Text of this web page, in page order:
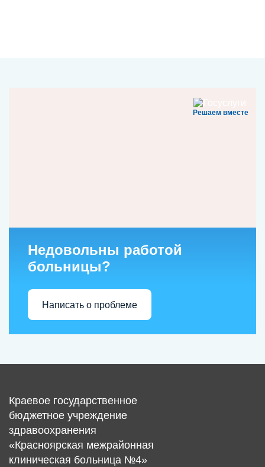
Решаем вместе
Недовольны работой
больницы?
Написать о проблеме
Краевое государственное
бюджетное учреждение
здравоохранения
«Красноярская межрайонная
клиническая больница №4»